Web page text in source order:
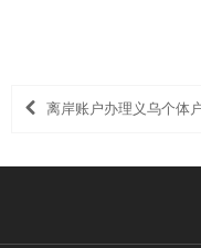
离岸账户办理义乌个体